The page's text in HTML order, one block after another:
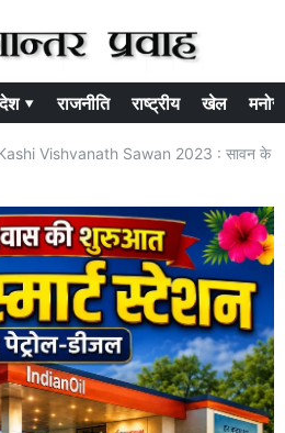
▾ राजनीति राष्ट्रीय खेल
Vishvanath Sawan 2023 : सावन के पहले